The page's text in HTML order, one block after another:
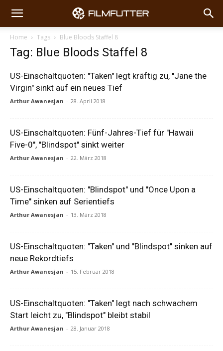
Home Tags Blue Bloods Staffel 8
Tag: Blue Bloods Staffel 8
US-Einschaltquoten: "Taken" legt kräftig zu, "Jane the
Virgin" sinkt auf ein neues Tief
Arthur Awanesjan - 28. April 2018
US-Einschaltquoten: Fünf-Jahres-Tief für "Hawaii
Five-0", "Blindspot" sinkt weiter
Arthur Awanesjan - 22. März 2018
US-Einschaltquoten: "Blindspot" und "Once Upon a
Time" sinken auf Serientiefs
Arthur Awanesjan - 13. März 2018
US-Einschaltquoten: "Taken" und "Blindspot" sinken auf
neue Rekordtiefs
Arthur Awanesjan - 15. Februar 2018
US-Einschaltquoten: "Taken" legt nach schwachem
Start leicht zu, "Blindspot" bleibt stabil
Arthur Awanesjan - 28. Januar 2018